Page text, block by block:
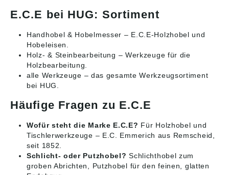
E.C.E bei HUG: Sortiment
Handhobel & Hobelmesser – E.C.E-Holzhobel und
Hobeleisen.
Holz- & Steinbearbeitung – Werkzeuge für die
Holzbearbeitung.
alle Werkzeuge – das gesamte Werkzeugsortiment
bei HUG.
Häufige Fragen zu E.C.E
Wofür steht die Marke E.C.E? Für Holzhobel und
Tischlerwerkzeuge – E.C. Emmerich aus Remscheid,
seit 1852.
Schlicht- oder Putzhobel? Schlichthobel zum
groben Abrichten, Putzhobel für den feinen, glatten